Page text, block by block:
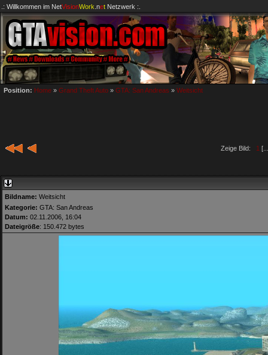
.: Willkommen im NetVisionWork .netNetzwerk :.
Position: Home » Grand Theft Auto » GTA: San Andreas » Weitsicht
Zeige Bild: 1
Bildname: Weitsicht
Kategorie: GTA: San Andreas
Datum: 02.11.2006, 16:04
Dateigröße: 150.472 bytes